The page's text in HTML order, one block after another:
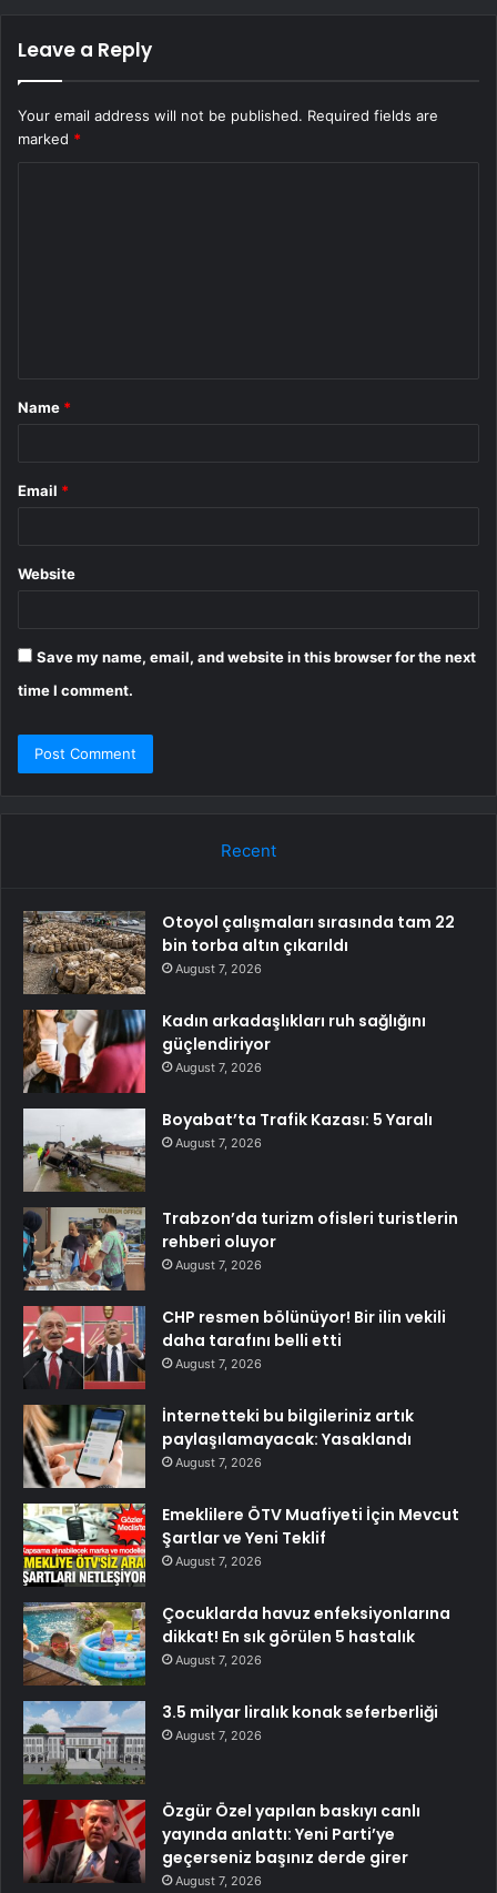
Leave a Reply
Your email address will not be published. Required fields are
marked *
*
Name *
Email *
Website
Save my name, email, and website in this browser for the next
time I comment.
Recent
Otoyol çalışmaları sırasında tam 22
bin torba altın çıkarıldı
August 7, 2026
Kadın arkadaşlıkları ruh sağlığını
güçlendiriyor
August 7, 2026
Boyabat’ta Trafik Kazası: 5 Yaralı
August 7, 2026
Trabzon’da turizm ofisleri turistlerin
rehberi oluyor
August 7, 2026
CHP resmen bölünüyor! Bir ilin vekili
daha tarafını belli etti
August 7, 2026
İnternetteki bu bilgileriniz artık
paylaşılamayacak: Yasaklandı
August 7, 2026
Emeklilere ÖTV Muafiyeti İçin Mevcut
Şartlar ve Yeni Teklif
August 7, 2026
Çocuklarda havuz enfeksiyonlarına
dikkat! En sık görülen 5 hastalık
August 7, 2026
3.5 milyar liralık konak seferberliği
August 7, 2026
Özgür Özel yapılan baskıyı canlı
yayında anlattı: Yeni Parti’ye
geçerseniz başınız derde girer
August 7, 2026